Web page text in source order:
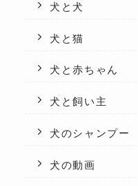
犬と犬
犬と猫
犬と赤ちゃん
犬と飼い主
犬のシャンプー
犬の動画